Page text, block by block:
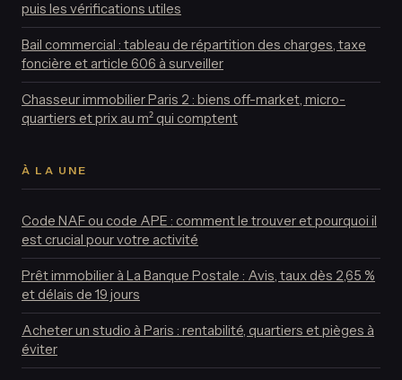
puis les vérifications utiles
Bail commercial : tableau de répartition des charges, taxe
foncière et article 606 à surveiller
Chasseur immobilier Paris 2 : biens off-market, micro-
quartiers et prix au m² qui comptent
À LA UNE
Code NAF ou code APE : comment le trouver et pourquoi il
est crucial pour votre activité
Prêt immobilier à La Banque Postale : Avis, taux dès 2,65 %
et délais de 19 jours
Acheter un studio à Paris : rentabilité, quartiers et pièges à
éviter